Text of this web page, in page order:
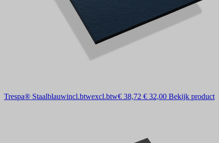
Trespa® Staalblauwincl.btwexcl.btw€ 38,72 € 32,00 Bekijk product